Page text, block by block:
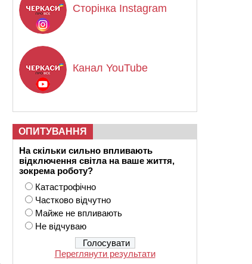
Сторінка Instagram
Канал YouTube
ОПИТУВАННЯ
На скільки сильно впливають
відключення світла на ваше життя,
зокрема роботу?
Катастрофічно
Частково відчутно
Майже не впливають
Не відчуваю
Переглянути результати